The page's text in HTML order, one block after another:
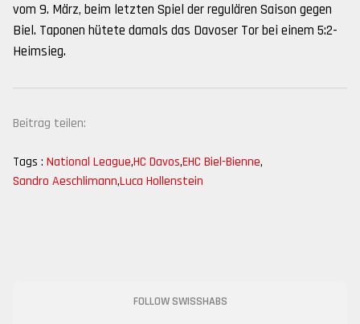
vom 9. März, beim letzten Spiel der regulären Saison gegen
Biel. Taponen hütete damals das Davoser Tor bei einem 5:2-
Heimsieg.
Beitrag teilen:
Tags : National League,HC Davos,EHC Biel-Bienne,
Sandro Aeschlimann,Luca Hollenstein
FOLLOW SWISSHABS